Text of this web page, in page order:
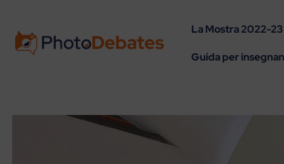
La Mostra 2022-23
Guida per